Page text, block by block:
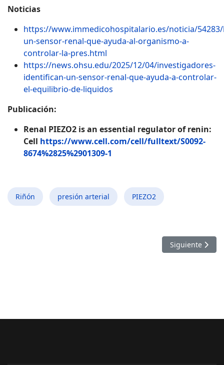
Noticias
https://www.immedicohospitalario.es/noticia/
un-sensor-renal-que-ayuda-al-organismo-a-
controlar-la-pres.html
https://news.ohsu.edu/2025/12/04/investigadores-
identifican-un-sensor-renal-que-ayuda-a-controlar-
el-equilibrio-de-liquidos
Publicación:
Renal PIEZO2 is an essential regulator of renin:
Cell https://www.cell.com/cell/fulltext/S0092-
8674%2825%2901309-1
Riñón presión arterial PIEZO2
Artículo
Siguiente